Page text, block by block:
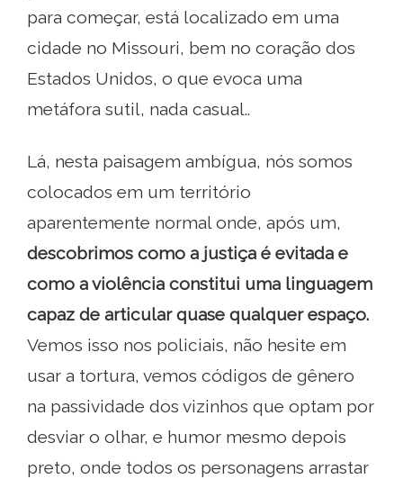
para começar, está localizado em uma
cidade no Missouri, bem no coração dos
Estados Unidos, o que evoca uma
metáfora sutil, nada casual..
Lá, nesta paisagem ambígua, nós somos
colocados em um território
aparentemente normal onde, após um,
descobrimos como a justiça é evitada e
como a violência constitui uma linguagem
capaz de articular quase qualquer espaço.
Vemos isso nos policiais, não hesite em
usar a tortura, vemos códigos de gênero
na passividade dos vizinhos que optam por
desviar o olhar, e humor mesmo depois
preto, onde todos os personagens arrastar